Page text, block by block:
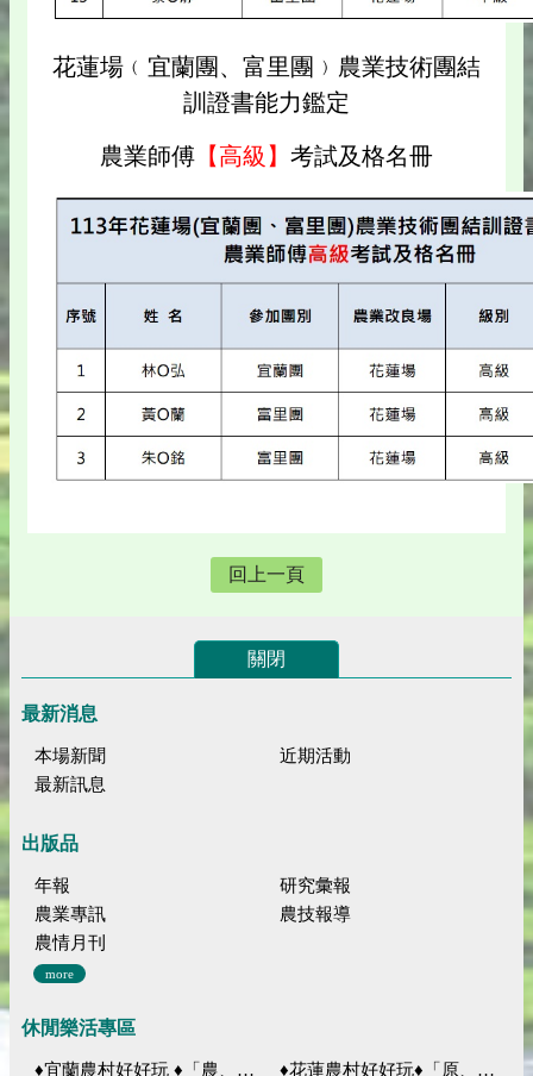
花蓮場﹙宜蘭團、富里團﹚農業技術團結
訓證書能力鑑定
農業師傅 【高級】 考試及格名冊
回上一頁
關閉
最新消息
本場新聞
近期活動
最新訊息
出版品
年報
研究彙報
農業專訊
農技報導
農情月刊
more
休閒樂活專區
♦宜蘭農村好好玩 ♦「農、藝、山、水」四條遊程推薦 ♦花蓮農村好好玩♦「原、生、慢、活」四條遊程推薦